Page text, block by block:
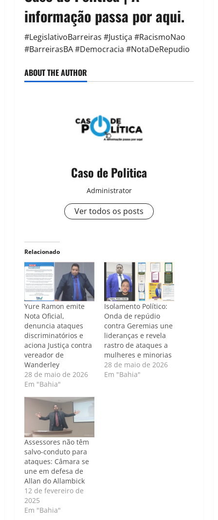
informação passa por aqui.
#LegislativoBarreiras #Justiça #RacismoNao
#BarreirasBA #Democracia #NotaDeRepudio
ABOUT THE AUTHOR
Caso de Politica
Administrator
Ver todos os posts
Relacionado
Yure Ramon emite
Nota Oficial,
denuncia ataques
discriminatórios e
aciona Justiça contra
vereador de
Wanderley
28 de maio de 2026
Em "Bahia"
Isolamento Político:
Onda de repúdio
contra Geremias une
lideranças e revela
rastro de ataques a
mulheres e minorias
28 de maio de 2026
Em "Bahia"
Assessores não têm
salvo-conduto para
ataques: Câmara se
une em defesa de
Allan do Allambick
12 de fevereiro de
2025
Em "Bahia"